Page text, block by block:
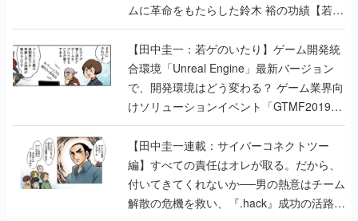
ムに革命をもたらした鈴木 裕の功績【若ゲ
のいたり】
【田中圭一：若ゲのいたり】ゲーム開発統
合環境「Unreal Engine」最新バージョン
で、開発環境はどう変わる？ ゲーム業界向
けソリューションイベント「GTMF2019」
に行って、より理解を深めよう【PR】
【田中圭一連載：サイバーコネクトツー
編】すべての責任はオレが取る。だから、
付いてきてくれないか──男の熱意はチーム
解散の危機を救い、『.hack』成功の活路を